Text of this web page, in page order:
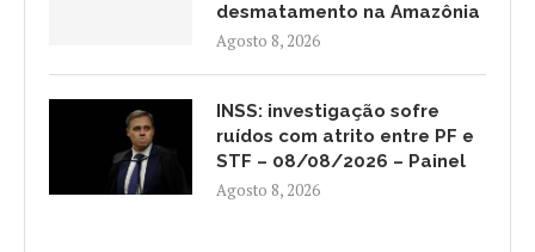
desmatamento na Amazônia
Agosto 8, 2026
INSS: investigação sofre
ruídos com atrito entre PF e
STF – 08/08/2026 – Painel
Agosto 8, 2026